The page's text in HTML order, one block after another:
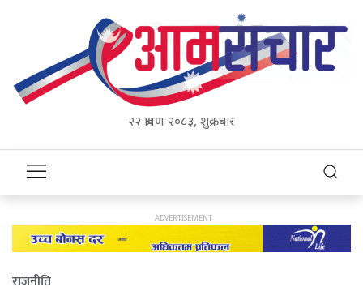
२२ श्रावण २०८३, शुक्रबार
राजनीति